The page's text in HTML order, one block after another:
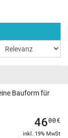
Bauform für
4600€
inkl. 19% MwSt